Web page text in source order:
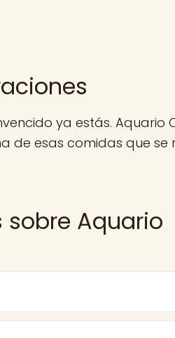
ya estás. Aquario
de esas comidas que se
sobre Aquario